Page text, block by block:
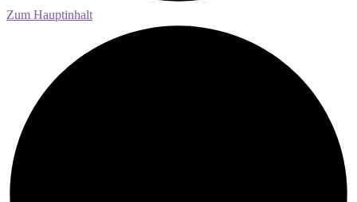
Zum Hauptinhalt